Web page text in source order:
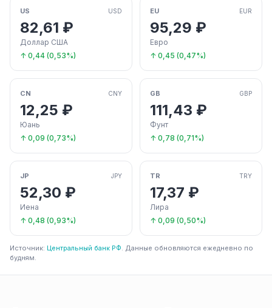
US USD
82,61 ₽
Доллар США
↑ 0,44 (0,53%)
EU EUR
95,29 ₽
Евро
↑ 0,45 (0,47%)
CN CNY
12,25 ₽
Юань
↑ 0,09 (0,73%)
GB GBP
111,43 ₽
Фунт
↑ 0,78 (0,71%)
JP JPY
52,30 ₽
Иена
↑ 0,48 (0,93%)
TR TRY
17,37 ₽
Лира
↑ 0,09 (0,50%)
Источник: Центральный банк РФ. Данные обновляются ежедневно по
будням.